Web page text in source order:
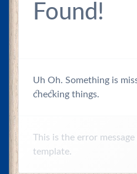
Found!
Uh Oh. Something is
checking things.
This is the error
template.